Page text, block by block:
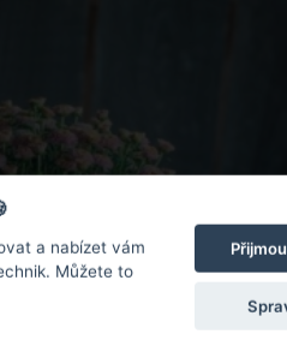
a nabízet vám
Můžete to